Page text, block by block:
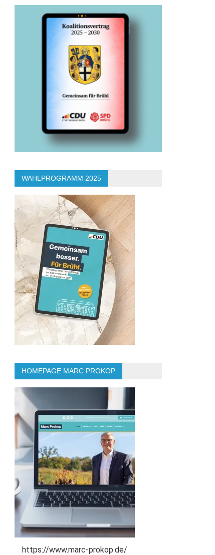
WAHLPROGRAMM 2025
HOMEPAGE MARC PROKOP
https://www.marc-prokop.de/